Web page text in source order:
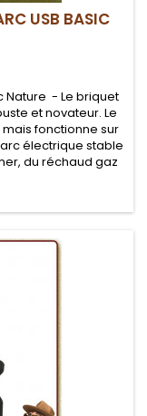
USB BASIC
Nature - Le briquet
et novateur. Le
fonctionne sur
électrique stable
du réchaud gaz